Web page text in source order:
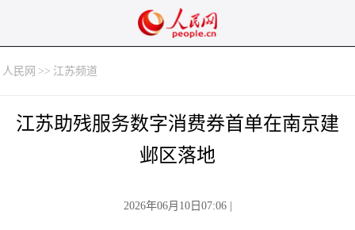
人民网 >> 江苏频道
江苏助残服务数字消费券首单在南京建
邺区落地
2026年06月10日07:06|